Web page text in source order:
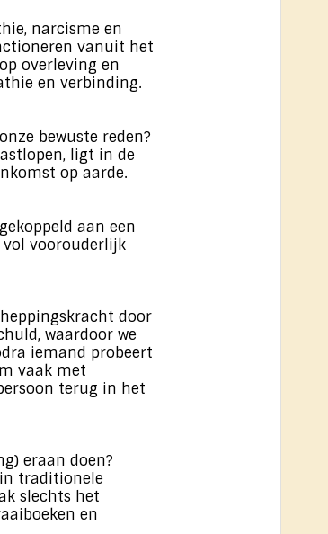
narcisme en
vanuit het
overleving en
en verbinding.
bewuste reden?
ligt in de
op aarde.
aan een
voorouderlijk
door
waardoor we
iemand probeert
vaak met
terug in het
eraan doen?
traditionele
slechts het
en